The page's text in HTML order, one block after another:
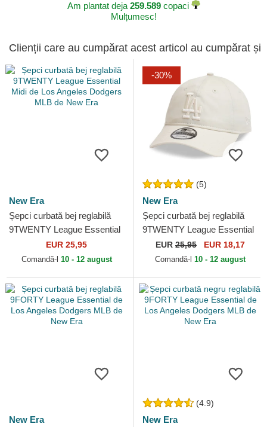
Am plantat deja 259.589copaci
Mulțumesc!
Clienții care au cumpărat acest articol au cumpărat și
New Era
Șepci curbată bej reglabilă
9TWENTY League Essential
Midi de Los Angeles Dodgers
MLB de New Era
EUR 25,95
Comandă-l 10 - 12 august
-30%
(5)
New Era
Șepci curbată bej reglabilă
9TWENTY League Essential
de Los Angeles Dodgers
MLB de New Era
EUR 25,95 EUR 18,17
Comandă-l 10 - 12 august
New Era
(4.9)
New Era